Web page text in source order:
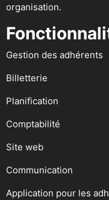
organisation.
Gestion des adhérents
Billetterie
Planification
Comptabilité
Site web
Communication
Application pour les